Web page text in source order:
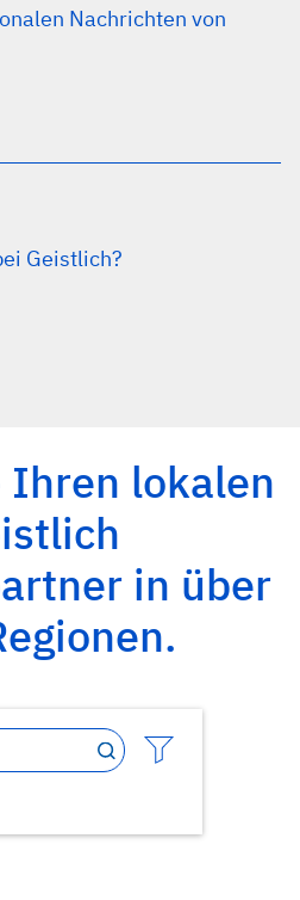
Nachrichten von
Geistlich?
Ihren lokalen
in über